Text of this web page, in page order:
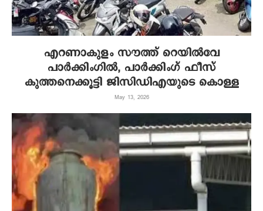
എറണാകുളം സൗത്ത് റെയില്‍വേ
പാര്‍ക്കിംഗില്‍, പാര്‍ക്കിംഗ് ഫീസ്
കുത്തനെക്കൂട്ടി ജിസിഡിഎയുടെ കൊള്ള
May 13, 2026